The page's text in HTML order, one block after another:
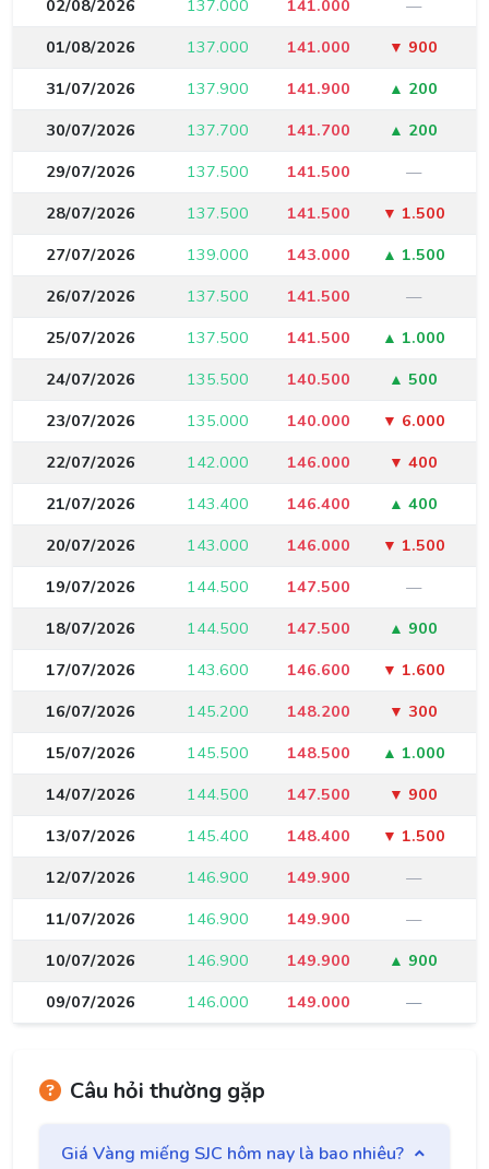
02/08/2026 137.000 141.000
—
01/08/2026
137.000 141.000
▼ 900
31/07/2026
137.900 141.900
▲ 200
30/07/2026
137.700 141.700
▲ 200
29/07/2026
137.500 141.500
—
28/07/2026
137.500 141.500
▼ 1.500
27/07/2026
139.000 143.000
▲ 1.500
26/07/2026
137.500 141.500
—
25/07/2026
137.500 141.500
▲ 1.000
24/07/2026
135.500 140.500
▲ 500
23/07/2026
135.000 140.000
▼ 6.000
22/07/2026
142.000 146.000
▼ 400
21/07/2026
143.400 146.400
▲ 400
20/07/2026
143.000 146.000
▼ 1.500
19/07/2026
144.500 147.500
—
18/07/2026
144.500 147.500
▲ 900
17/07/2026
143.600 146.600
▼ 1.600
16/07/2026
145.200 148.200
▼ 300
15/07/2026
145.500 148.500
▲ 1.000
14/07/2026
144.500 147.500
▼ 900
13/07/2026
145.400 148.400
▼ 1.500
12/07/2026
146.900 149.900
—
11/07/2026
146.900 149.900
—
10/07/2026
146.900 149.900
▲ 900
09/07/2026
146.000 149.000 —
Câu hỏi thường gặp
Giá Vàng miếng SJC hôm nay là bao nhiêu?